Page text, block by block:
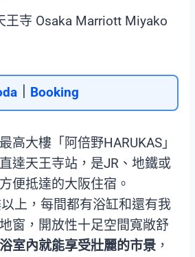
｜ Booking
高大樓「阿倍野HARUKAS」
達天王寺站，是JR、地鐵或
便抵達的大阪住宿。
上，每間都有浴缸和還有我
窗，開放性十足空間寬敞舒
室內就能享受壯麗的市景 ，